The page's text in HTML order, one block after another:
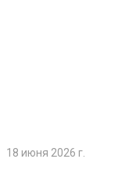
18 июня 2026 г.